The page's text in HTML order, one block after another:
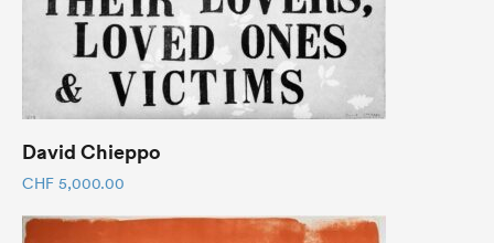
David Chieppo
CHF 5,000.00